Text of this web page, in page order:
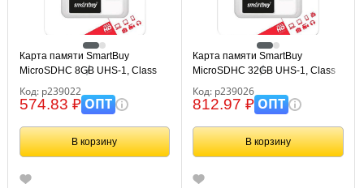
Карта памяти SmartBuy
MicroSDHC 8GB UHS-1, Class
адаптером SD)
Код: р239022
574.83 ₽ОПТ
В корзину
Карта памяти SmartBuy
MicroSDHC 32GB UHS-1, Class
адаптером SD)
Код: р239026
812.97 ₽ОПТ
В корзину